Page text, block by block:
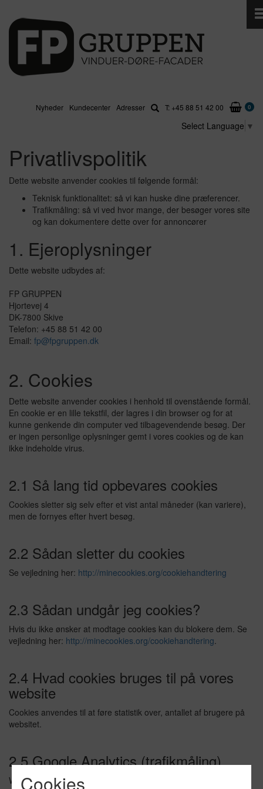
Nyheder Kundecenter Adresser T: +45 88 51 42 00 0
Select Language ▼
Privatlivspolitik
Dette website anvender cookies til følgende formål:
Teknisk funktionalitet: så vi kan huske dine præferencer.
Trafikmåling: så vi ved hvor mange, der besøger vores site
og kan dokumentere dette over for annoncører
1. Ejeroplysninger
Dette website udbydes af:
FP GRUPPEN
Hjortevej 4
DK-7800 Skive
Telefon: +45 88 51 42 00
Email: fp@fpgruppen.dk
2. Cookies
Dette website anvender cookies i henhold til ovenstående formål.
En cookie er en lille tekstfil, der lagres i din browser og for at
kunne genkende din computer ved tilbagevendende besøg. Der
er ingen personlige oplysninger gemt i vores cookies og de kan
ikke indeholde virus.
2.1 Så lang tid opbevares cookies
Cookies sletter sig selv efter et vist antal måneder (kan variere),
men de fornyes efter hvert besøg.
2.2 Sådan sletter du cookies
Se vejledning her: http://minecookies.org/cookiehandtering
2.3 Sådan undgår jeg cookies?
Hvis du ikke ønsker at modtage cookies kan du blokere dem. Se
vejledning her: http://minecookies.org/cookiehandtering.
2.4 Hvad cookies bruges til på vores
website
Cookies anvendes til at føre statistik over, antallet af brugere på
websitet.
2.5 Google Analytics (trafikmåling)
Websitet bruger cookies fra Google Analytics til at måle trafikken
Forside
Profil
Job
ALU GLAS
PLAST ALU
FIRE
Inspiration
Butikker
Offentligt byggeri & Institutioner
TRÆ ALU
ALU GLAS
PLAST
PLAST ALU
FIRE
Medarbejdere
WEBSHOP
Handelsbetingelser
Reservedele
FP Plast
Restvarer
Vinduer
Service
Cookies